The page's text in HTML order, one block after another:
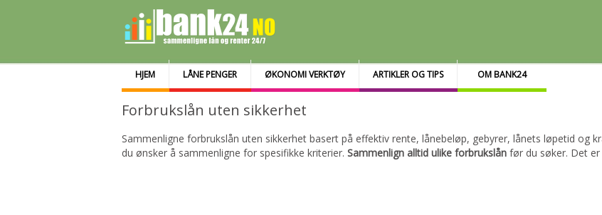
HJEM LÅNE PENGER ØKONOMI VERKTØY ARTIKLER OG TIPS OM BANK24
Forbrukslån uten sikkerhet
Sammenligne forbrukslån uten sikkerhet basert på effektiv rente, lånebeløp, gebyrer, lånets løpetid og
du ønsker å sammenligne for spesifikke kriterier. Sammenlign alltid ulike forbrukslån før du søker. Det